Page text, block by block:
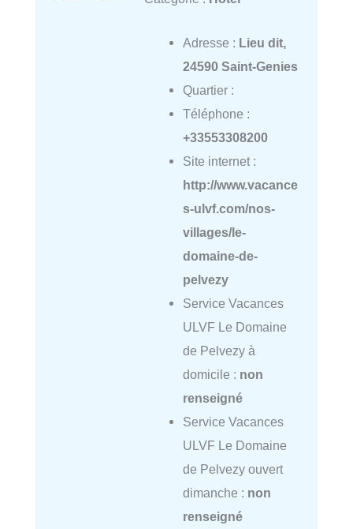
Adresse : Lieu dit,
24590 Saint-Genies
Quartier :
Téléphone :
+33553308200
Site internet :
http://www.vacance
s-ulvf.com/nos-
villages/le-
domaine-de-
pelvezy
Service Vacances
ULVF Le Domaine
de Pelvezy à
domicile : non
renseigné
Service Vacances
ULVF Le Domaine
de Pelvezy ouvert
dimanche : non
renseigné